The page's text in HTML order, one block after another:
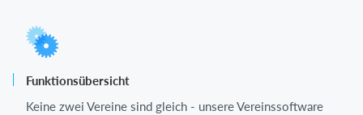
Funktionsübersicht
Keine zwei Vereine sind gleich - unsere Vereinssoftware